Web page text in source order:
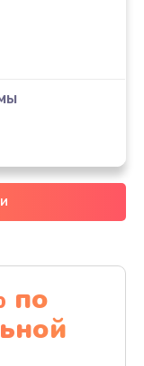
по